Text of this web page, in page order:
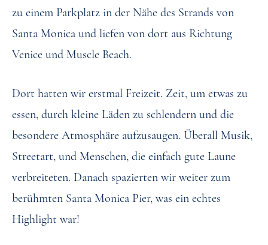
zu einem Parkplatz in der Nähe des Strands von
Santa Monica und liefen von dort aus Richtung
Venice und Muscle Beach.
Dort hatten wir erstmal Freizeit. Zeit, um etwas zu
essen, durch kleine Läden zu schlendern und die
besondere Atmosphäre aufzusaugen. Überall Musik,
Streetart, und Menschen, die einfach gute Laune
verbreiteten. Danach spazierten wir weiter zum
berühmten Santa Monica Pier, was ein echtes
Highlight war!